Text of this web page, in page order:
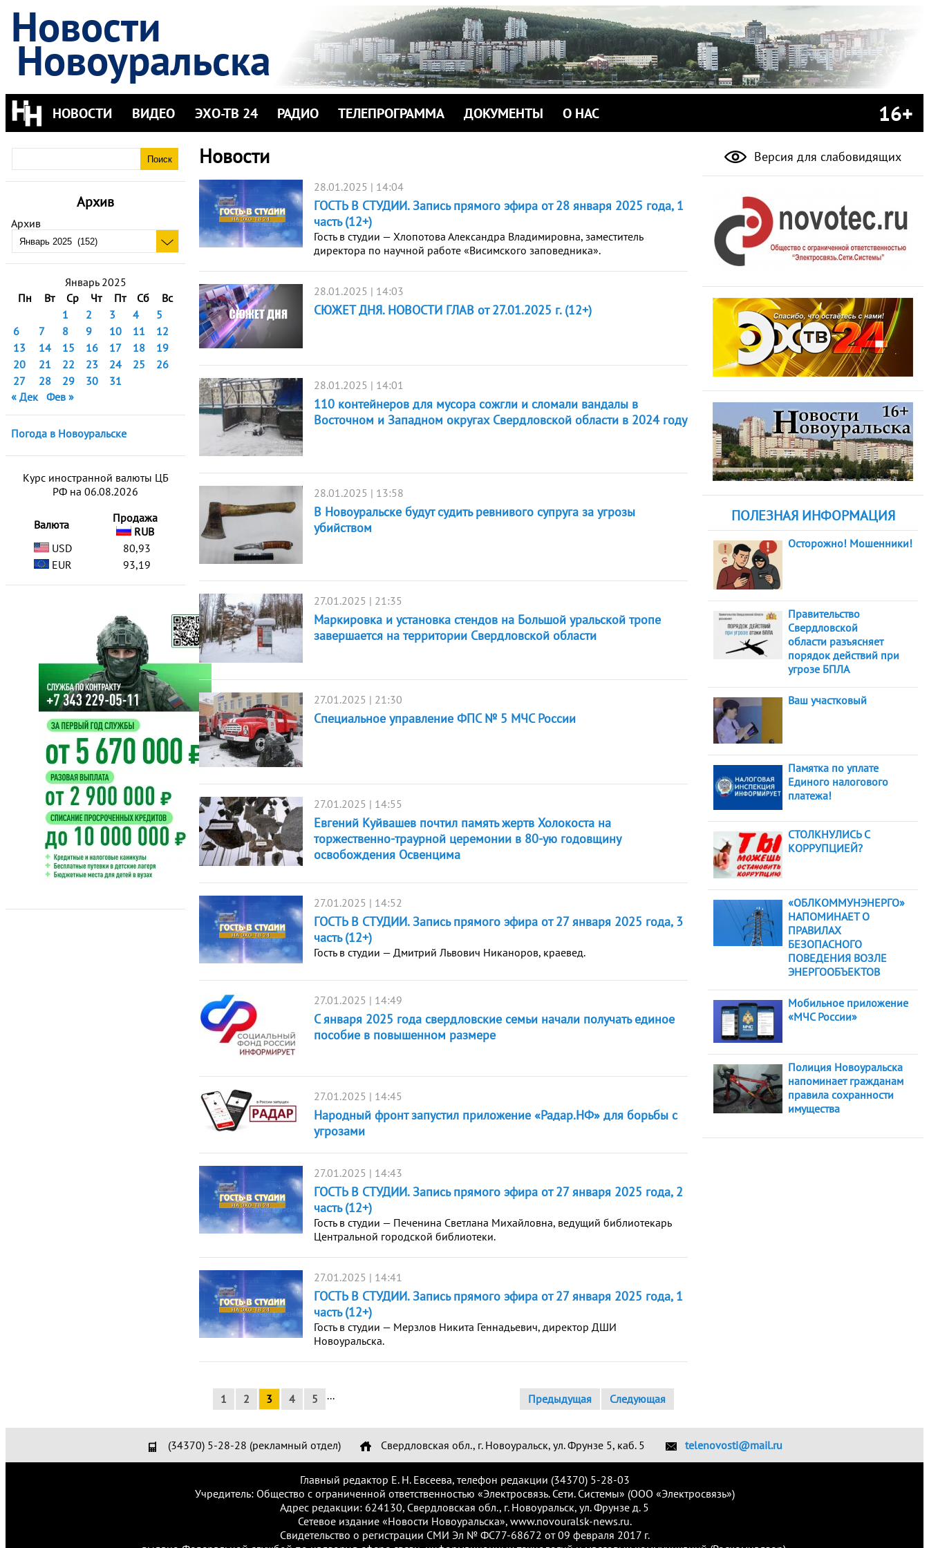
Новости
Новоуральска
НОВОСТИ ВИДЕО ЭХО-ТВ 24 РАДИО ТЕЛЕПРОГРАММА ДОКУМЕНТЫ О НАС 16+
Архив
Архив
Январь 2025
Пн
Вт Ср Чт Пт Сб
Вс
1
2 3 4
5
6
7 8 9 10 11
12
13
14 15 16 17 18
19
20
21 22 23 24 25
26
27
28 29 30
31
« Дек Фев »
Погода в Новоуральске
Курс иностранной валюты ЦБ
РФ на 06.08.2026
Валюта
Продажа
RUB
USD
80,93
EUR
93,19
Новости
28.01.2025 | 14:04
ГОСТЬ В СТУДИИ. Запись прямого эфира от 28 января 2025 года, 1
часть (12+)
Гость в студии — Хлопотова Александра Владимировна, заместитель
директора по научной работе «Висимского заповедника».
28.01.2025 | 14:03
СЮЖЕТ ДНЯ. НОВОСТИ ГЛАВ от 27.01.2025 г. (12+)
28.01.2025 | 14:01
110 контейнеров для мусора сожгли и сломали вандалы в
Восточном и Западном округах Свердловской области в 2024 году
28.01.2025 | 13:58
В Новоуральске будут судить ревнивого супруга за угрозы
убийством
27.01.2025 | 21:35
Маркировка и установка стендов на Большой уральской тропе
завершается на территории Свердловской области
27.01.2025 | 21:30
Специальное управление ФПС № 5 МЧС России
27.01.2025 | 14:55
Евгений Куйвашев почтил память жертв Холокоста на
торжественно-траурной церемонии в 80-ую годовщину
освобождения Освенцима
27.01.2025 | 14:52
ГОСТЬ В СТУДИИ. Запись прямого эфира от 27 января 2025 года, 3
часть (12+)
Гость в студии — Дмитрий Львович Никаноров, краевед.
27.01.2025 | 14:49
С января 2025 года свердловские семьи начали получать единое
пособие в повышенном размере
27.01.2025 | 14:45
Народный фронт запустил приложение «Радар.НФ» для борьбы с
угрозами
27.01.2025 | 14:43
ГОСТЬ В СТУДИИ. Запись прямого эфира от 27 января 2025 года, 2
часть (12+)
Гость в студии — Печенина Светлана Михайловна, ведущий библиотекарь
Центральной городской библиотеки.
27.01.2025 | 14:41
ГОСТЬ В СТУДИИ. Запись прямого эфира от 27 января 2025 года, 1
часть (12+)
Гость в студии — Мерзлов Никита Геннадьевич, директор ДШИ
Новоуральска.
1 2 3 4 5 ... Следующая
Предыдущая
Версия для слабовидящих
ПОЛЕЗНАЯ ИНФОРМАЦИЯ
Осторожно! Мошенники!
Правительство
Свердловской
области разъясняет
порядок действий при
угрозе БПЛА
Ваш участковый
Памятка по уплате
Единого налогового
платежа!
СТОЛКНУЛИСЬ С
КОРРУПЦИЕЙ?
«ОБЛКОММУНЭНЕРГО»
НАПОМИНАЕТ О
ПРАВИЛАХ
БЕЗОПАСНОГО
ПОВЕДЕНИЯ ВОЗЛЕ
ЭНЕРГООБЪЕКТОВ
Мобильное приложение
«МЧС России»
Полиция Новоуральска
напоминает гражданам
правила сохранности
имущества
(34370) 5-28-28 (рекламный отдел) Свердловская обл., г. Новоуральск, ул. Фрунзе 5, каб. 5 telenovosti@mail.ru
Главный редактор Е. Н. Евсеева, телефон редакции (34370) 5-28-03
Учредитель: Общество с ограниченной ответственностью «Электросвязь. Сети. Системы» (ООО «Электросвязь»)
Адрес редакции: 624130, Свердловская обл., г. Новоуральск, ул. Фрунзе д. 5
Сетевое издание «Новости Новоуральска», www.novouralsk-news.ru.
Свидетельство о регистрации СМИ Эл № ФС77-68672 от 09 февраля 2017 г.